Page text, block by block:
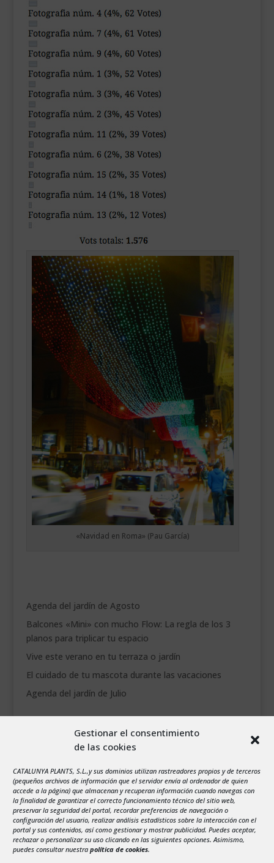
Gestionar el consentimiento
de las cookies
CATALUNYA PLANTS, S.L.,y sus dominios utilizan rastreadores propios y de terceros
(pequeños archivos de información que el servidor envía al ordenador de quien
accede a la página) que almacenan y recuperan información cuando navegas con
la finalidad de garantizar el correcto funcionamiento técnico del sitio web,
preservar la seguridad del portal, recordar preferencias de navegación o
configuración del usuario, realizar análisis estadísticos sobre la interacción con el
portal y sus contenidos, así como gestionar y mostrar publicidad. Puedes aceptar,
rechazar o personalizar su uso clicando en las siguientes opciones. Asimismo,
puedes consultar nuestra política de cookies.
«Navidad en Roma» (Pau García)
Agenda del jardín de Agosto
Balcones «Mini» con mucho Flow: La regla de los 3
planos para triplicar tu espacio
Vive este verano en tu terraza o jardín
El cuidado de tu mascota durante las vacaciones
Agenda del jardín de Julio
X J V S
3
4 5 6 7 8
9
10
11 12 13 14 15
16
17
18 19 20 21 22
23
24
25 26 27 28 29
30
31